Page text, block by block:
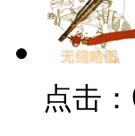
点击：